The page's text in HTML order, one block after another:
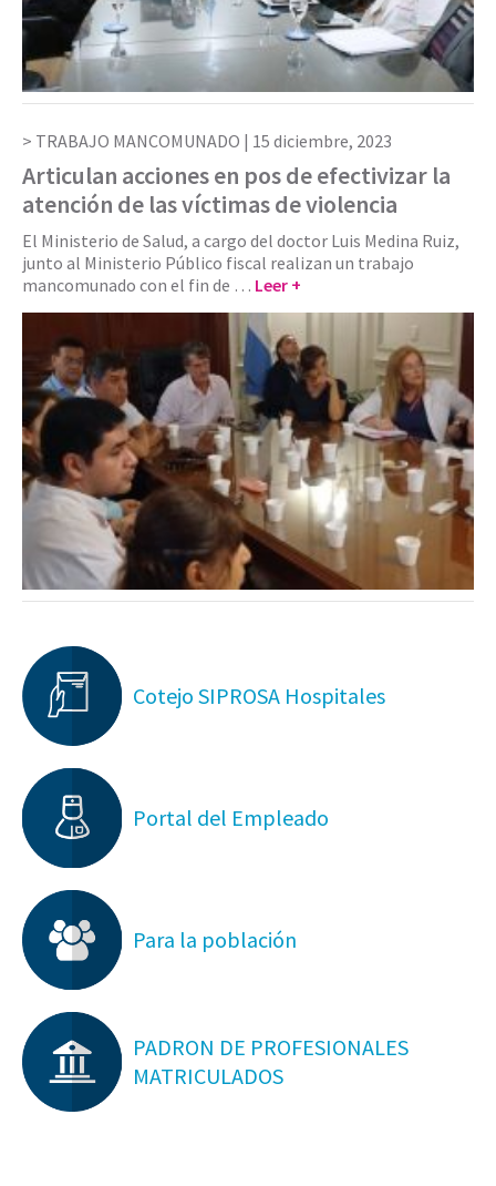
TRABAJO MANCOMUNADO | 15 diciembre, 2023
Articulan acciones en pos de efectivizar la
atención de las víctimas de violencia
El Ministerio de Salud, a cargo del doctor Luis Medina Ruiz,
junto al Ministerio Público fiscal realizan un trabajo
mancomunado con el fin de … Leer +
Cotejo SIPROSA Hospitales
Portal del Empleado
Para la población
PADRON DE PROFESIONALES
MATRICULADOS